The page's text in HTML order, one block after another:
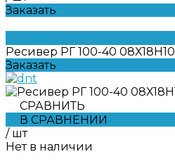
Заказать
Ресивер РГ 100-40 08Х18Н10
Заказать
СРАВНИТЬ
В СРАВНЕНИИ
/ шт
Нет в наличии